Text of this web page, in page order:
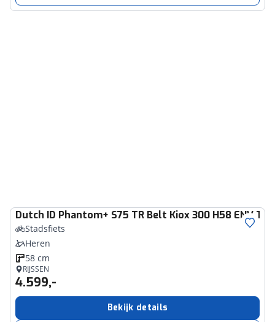
Dutch ID Phantom+ S75 TR Belt Kiox 300 H58 ENV
Stadsfiets
Heren
58 cm
RIJSSEN
4.599,-
Bekijk details